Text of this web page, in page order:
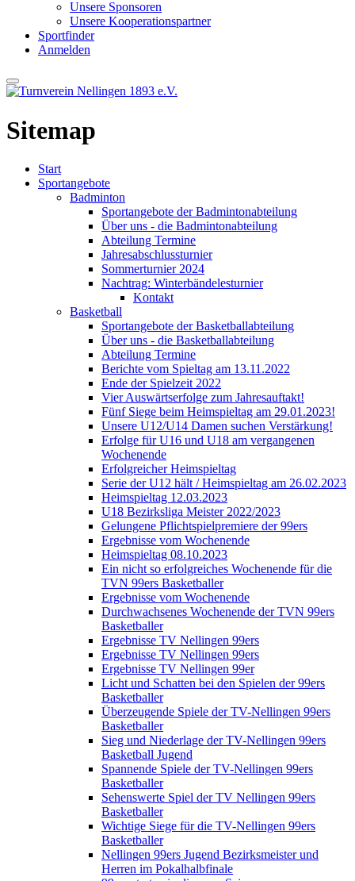
Unsere Sponsoren
Unsere Kooperationspartner
Sportfinder
Anmelden
Sitemap
Start
Sportangebote
Badminton
Sportangebote der Badmintonabteilung
Über uns - die Badmintonabteilung
Abteilung Termine
Jahresabschlussturnier
Sommerturnier 2024
Nachtrag: Winterbändelesturnier
Kontakt
Basketball
Sportangebote der Basketballabteilung
Über uns - die Basketballabteilung
Abteilung Termine
Berichte vom Spieltag am 13.11.2022
Ende der Spielzeit 2022
Vier Auswärtserfolge zum Jahresauftakt!
Fünf Siege beim Heimspieltag am 29.01.2023!
Unsere U12/U14 Damen suchen Verstärkung!
Erfolge für U16 und U18 am vergangenen
Wochenende
Erfolgreicher Heimspieltag
Serie der U12 hält / Heimspieltag am 26.02.2023
Heimspieltag 12.03.2023
U18 Bezirksliga Meister 2022/2023
Gelungene Pflichtspielpremiere der 99ers
Ergebnisse vom Wochenende
Heimspieltag 08.10.2023
Ein nicht so erfolgreiches Wochenende für die
TVN 99ers Basketballer
Ergebnisse vom Wochenende
Durchwachsenes Wochenende der TVN 99ers
Basketballer
Ergebnisse TV Nellingen 99ers
Ergebnisse TV Nellingen 99ers
Ergebnisse TV Nellingen 99er
Licht und Schatten bei den Spielen der 99ers
Basketballer
Überzeugende Spiele der TV-Nellingen 99ers
Basketballer
Sieg und Niederlage der TV-Nellingen 99ers
Basketball Jugend
Spannende Spiele der TV-Nellingen 99ers
Basketballer
Sehenswerte Spiel der TV Nellingen 99ers
Basketballer
Wichtige Siege für die TV-Nellingen 99ers
Basketballer
Nellingen 99ers Jugend Bezirksmeister und
Herren im Pokalhalbfinale